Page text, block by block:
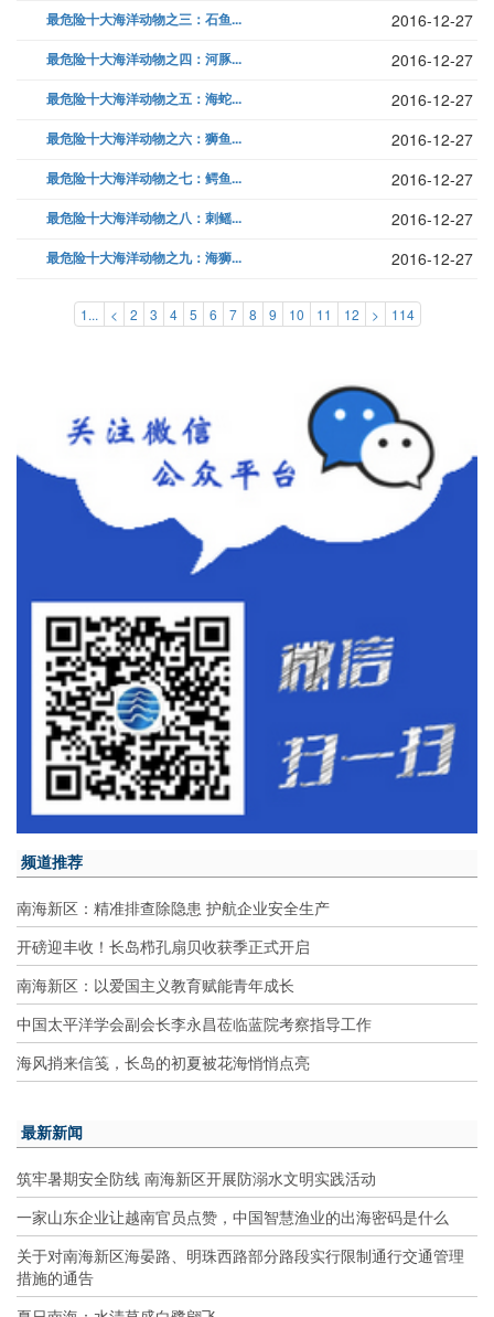
最危险十大海洋动物之三：石鱼... 2016-12-27
最危险十大海洋动物之四：河豚... 2016-12-27
最危险十大海洋动物之五：海蛇... 2016-12-27
最危险十大海洋动物之六：狮鱼... 2016-12-27
最危险十大海洋动物之七：鳄鱼... 2016-12-27
最危险十大海洋动物之八：刺鳐... 2016-12-27
最危险十大海洋动物之九：海狮... 2016-12-27
1... < 2 3 4 5 6 7 8 9 10 11 12 > 114
频道推荐
南海新区：精准排查除隐患 护航企业安全生产
开磅迎丰收！长岛栉孔扇贝收获季正式开启
南海新区：以爱国主义教育赋能青年成长
中国太平洋学会副会长李永昌莅临蓝院考察指导工作
海风捎来信笺，长岛的初夏被花海悄悄点亮
最新新闻
筑牢暑期安全防线 南海新区开展防溺水文明实践活动
一家山东企业让越南官员点赞，中国智慧渔业的出海密码是什么
关于对南海新区海晏路、明珠西路部分路段实行限制通行交通管理
措施的通告